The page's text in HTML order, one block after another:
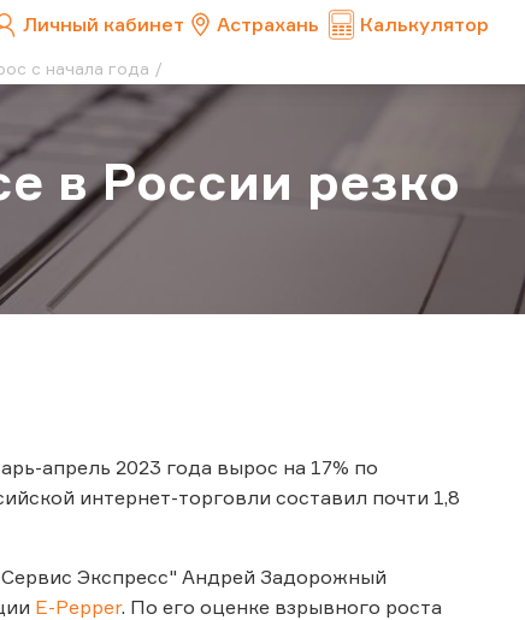
Личный кабинет Астрахань Калькулятор
с начала года
в России резко
апрель 2023 года вырос на 17% по
интернет-торговли составил почти 1,8
Экспресс" Андрей Задорожный
E-Pepper. По его оценке взрывного роста